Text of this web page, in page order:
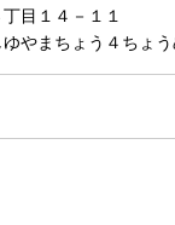
目１４－１１
やまちょう４ちょう